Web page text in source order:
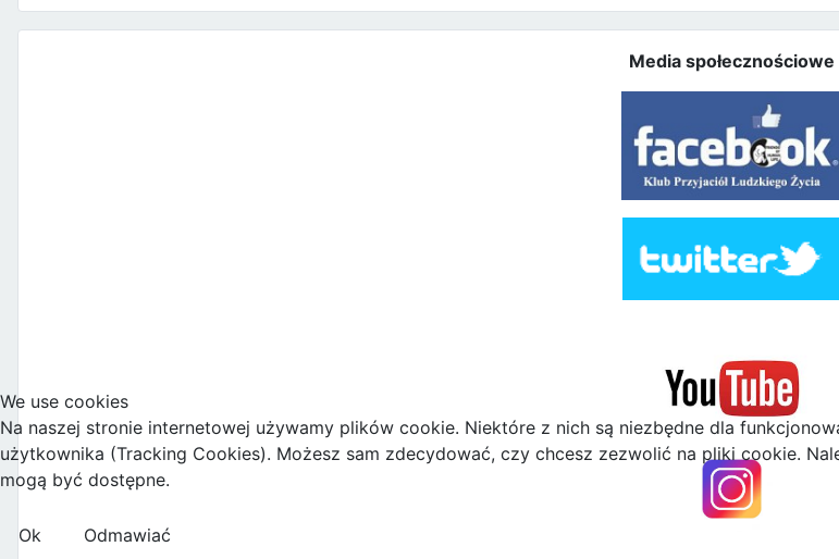
Media społecznościowe
We use cookies
Na naszej stronie internetowej używamy plików cookie. Niektóre z nich są niezbędne dla
użytkownika (Tracking Cookies). Możesz sam zdecydować, czy chcesz zezwolić na pliki cookie.
mogą być dostępne.
Ok
Odmawiać